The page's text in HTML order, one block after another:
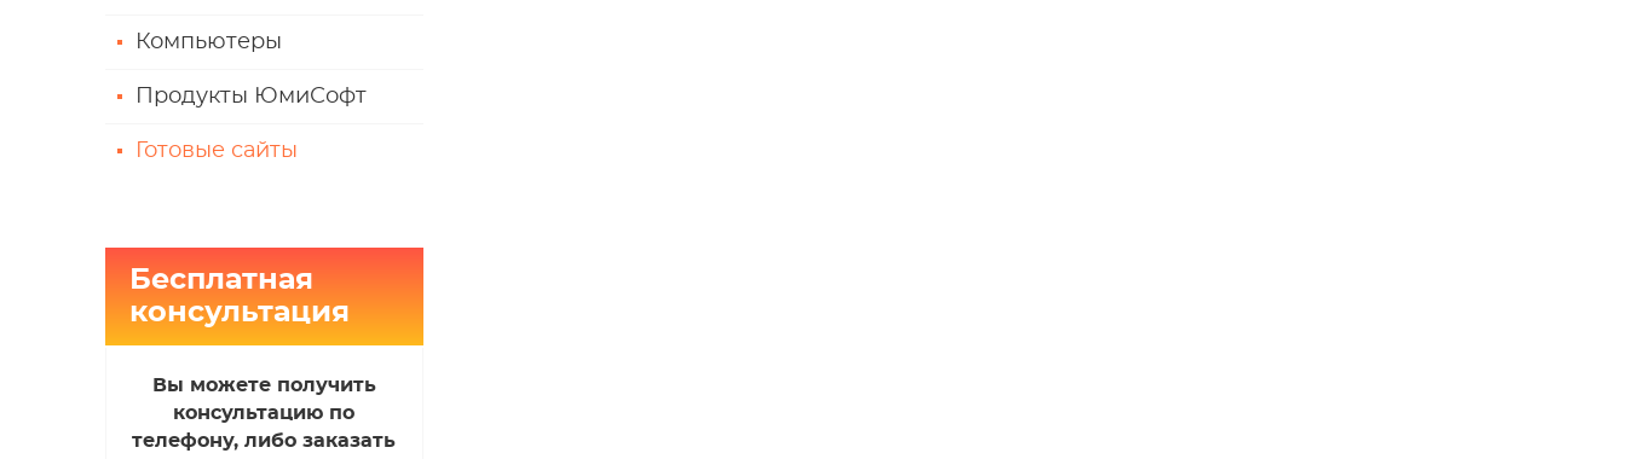
Компьютеры
Продукты ЮмиСофт
Готовые сайты
Бесплатная
консультация
Вы можете получить
консультацию по
телефону, либо заказать